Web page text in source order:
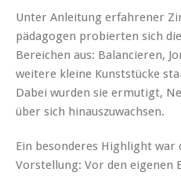
Unter Anleitung erfahrener
pädagogen probierten sich
Bereichen aus: Balancieren,
weitere kleine Kunststücke
Dabei wurden sie ermutigt,
über sich hinauszuwachsen.
Ein besonderes Highlight war
Vorstellung: Vor den eigenen